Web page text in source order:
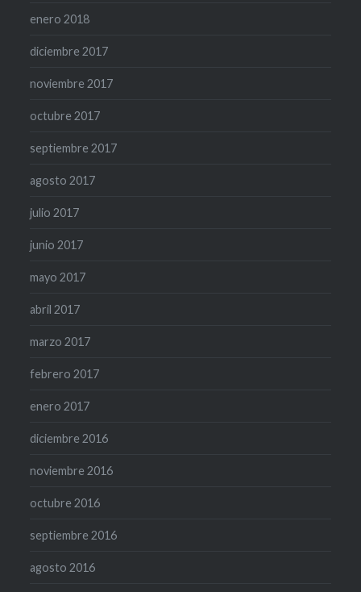
enero 2018
diciembre 2017
noviembre 2017
octubre 2017
septiembre 2017
agosto 2017
julio 2017
junio 2017
mayo 2017
abril 2017
marzo 2017
febrero 2017
enero 2017
diciembre 2016
noviembre 2016
octubre 2016
septiembre 2016
agosto 2016